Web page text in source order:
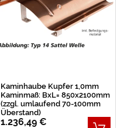
Kaminhaube Kupfer 1,0mm
Kaminmaß: BxL= 850x2100mm
(zzgl. umlaufend 70-100mm
Überstand)
1.236,49 €